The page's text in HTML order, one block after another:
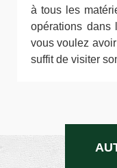
à tous les
opérations dans
vous voulez
suffit de visiter